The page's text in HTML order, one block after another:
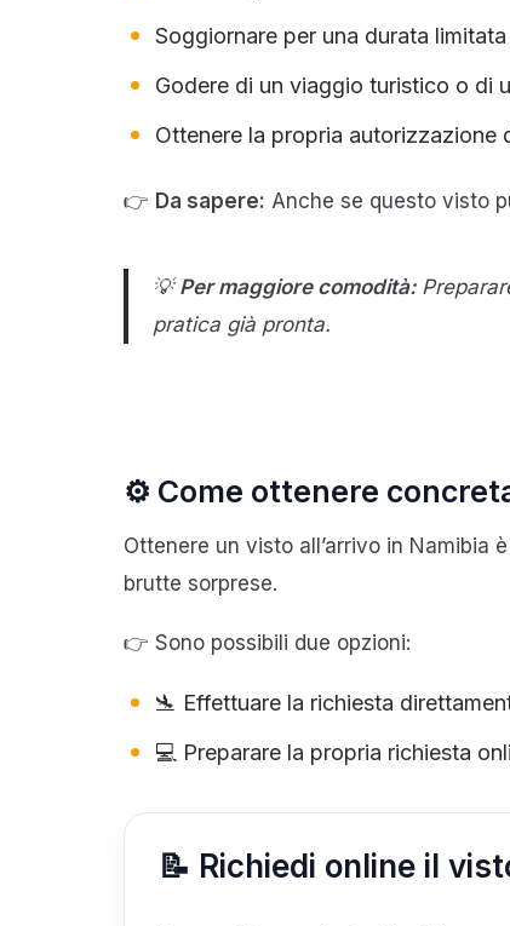
Soggiornare per una durata
Godere di un viaggio turistico o di
Ottenere la propria autorizzazione
👉 Da sapere: Anche se questo visto
💡Per maggiore comodità:
pratica già pronta.
⚙️ Come ottenere
Ottenere un visto all’arrivo in Namibia
brutte sorprese.
👉 Sono possibili due opzioni:
🛬 Effettuare la richiesta
💻 Preparare la propria richiesta
📝 Richiedi online il